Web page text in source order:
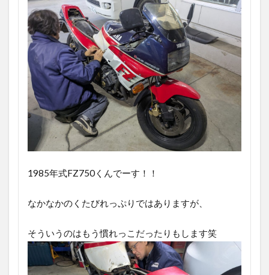
1985年式FZ750くんでーす！！
なかなかのくたびれっぷりではありますが、
そういうのはもう慣れっこだったりもします笑